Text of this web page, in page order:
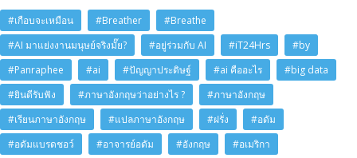
#เกือบจะเหมือน #Breather
#Breathe
#AI มาแย่งงานมนุษย์จริงมั๊ย?
#อยู่ร่วมกับ AI #iT24Hrs
#by
#Panraphee
#ai #ปัญญาประดิษฐ์ #ai คืออะไร
#big data
#ยินดีรับฟัง
#ภาษาอังกฤษว่าอย่างไร ?
#ภาษาอังกฤษ
#เรียนภาษาอังกฤษ
#แปลภาษาอังกฤษ #ฝรั่ง
#อดัม
#อดัมแบรดชอว์
#อาจารย์อดัม #อังกฤษ
#อเมริกา